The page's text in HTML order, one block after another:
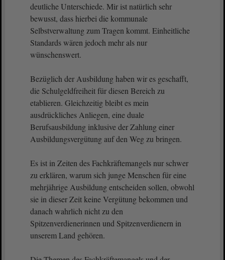
deutliche Unterschiede. Mir ist natürlich sehr
bewusst, dass hierbei die kommunale
Selbstverwaltung zum Tragen kommt. Einheitliche
Standards wären jedoch mehr als nur
wünschenswert.
Bezüglich der Ausbildung haben wir es geschafft,
die Schulgeldfreiheit für diesen Bereich zu
etablieren. Gleichzeitig bleibt es mein
ausdrückliches Anliegen, eine duale
Berufsausbildung inklusive der Zahlung einer
Ausbildungsvergütung auf den Weg zu bringen.
Es ist in Zeiten des Fachkräftemangels nur schwer
zu erklären, warum sich junge Menschen für eine
mehrjährige Ausbildung entscheiden sollen, obwohl
sie in dieser Zeit keine Vergütung bekommen und
danach wahrlich nicht zu den
Spitzenverdienerinnen und Spitzenverdienern in
unserem Land gehören.